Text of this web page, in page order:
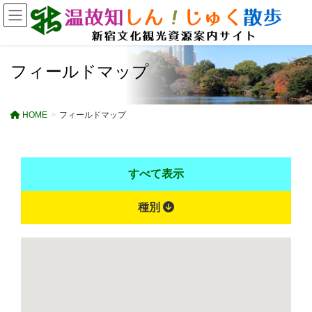
フィールドマップ
HOME フィールドマップ
すべて表示
種別